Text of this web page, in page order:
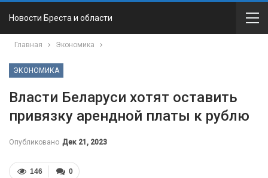
Новости Бреста и области
Главная Экономика
ЭКОНОМИКА
Власти Беларуси хотят оставить
привязку арендной платы к рублю
Опубликовано Дек 21, 2023
0
146